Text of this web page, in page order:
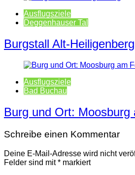
Ausflugsziele
Deggenhauser Tal
Burgstall Alt-Heiligenberg
Ausflugsziele
Bad Buchau
Burg und Ort: Moosburg
Schreibe einen Kommentar
Deine E-Mail-Adresse wird nicht
Felder sind mit* markiert